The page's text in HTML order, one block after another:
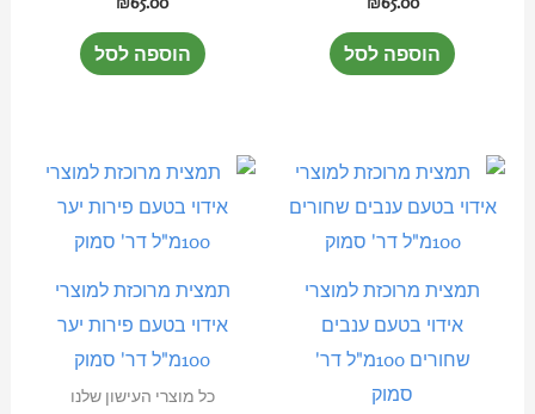
הוספה לסל הוספה לסל
תמצית מרוכזת למוצרי
אידוי בטעם ענבים
שחורים 100מ"ל דר'
סמוק
תמצית מרוכזת למוצרי
אידוי בטעם פירות יער
100מ"ל דר' סמוק
כל מוצרי העישון שלנו